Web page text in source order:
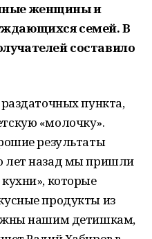
женщины и
семей. В
составило
пункта,
«молочку».
результаты
лет назад мы пришли
которые
продукты из
нашим детишкам,